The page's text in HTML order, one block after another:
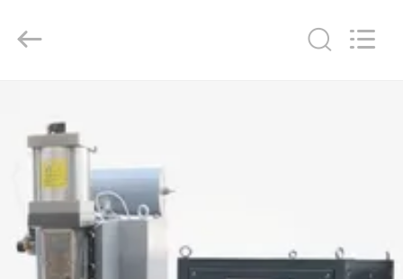
ПРОДУКТЫ
НАС
INC..